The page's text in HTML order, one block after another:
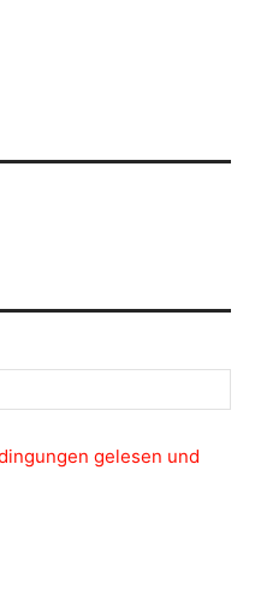
gelesen und